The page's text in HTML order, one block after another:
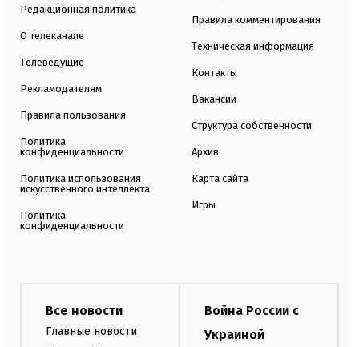
Редакционная политика
О телеканале
Телеведущие
Рекламодателям
Правила пользования
Политика
конфиденциальности
Политика использования
искусственного интеллекта
Политика
конфиденциальности
Правила комментирования
Техническая информация
Контакты
Вакансии
Структура собственности
Архив
Карта сайта
Игры
Все новости
Главные новости
Война России с
Украиной